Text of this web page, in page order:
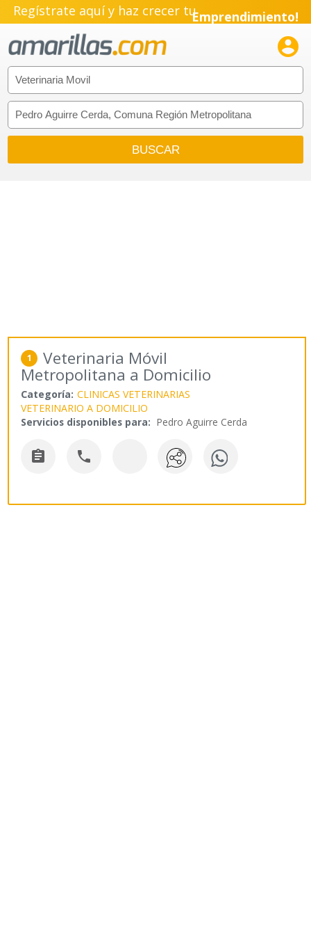
Regístrate aquí y haz crecer tuEmprendimiento!

1 Veterinaria Móvil
Metropolitana a Domicilio
Categoría: CLINICAS VETERINARIAS
VETERINARIO A DOMICILIO
Servicios disponibles para: Pedro Aguirre Cerda
 